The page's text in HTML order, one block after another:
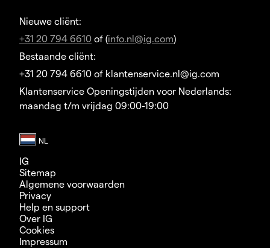
Nieuwe cliënt:
+31 20 794 6610 of (info.nl@ig.com)
Bestaande cliënt:
+31 20 794 6610 of klantenservice.nl@ig.com
Klantenservice Openingstijden voor Nederlands:
maandag t/m vrijdag 09:00-19:00
IG
Sitemap
Algemene voorwaarden
Privacy
Help en support
Over IG
Cookies
Impressum